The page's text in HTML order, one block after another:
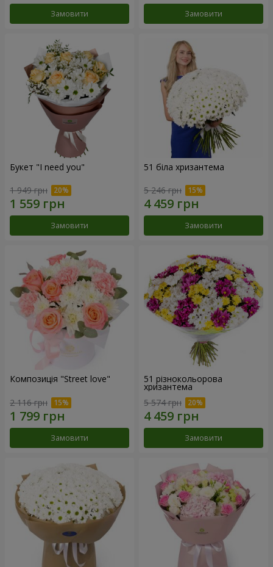
Замовити Замовити
Букет "I need you"
1 949 грн
Замовити
51 біла хризантема
5 246 грн
Замовити
Композиція "Street love"
2 116 грн
Замовити
51 різнокольорова
хризантема
5 574 грн
Замовити